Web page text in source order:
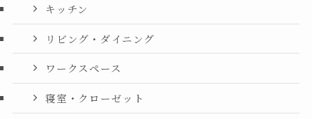
キッチン
リビング・ダイニング
ワークスペース
寝室・クローゼット